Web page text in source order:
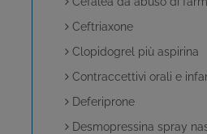
Ceftriaxone
Clopidogrel più aspirina
Contraccettivi orali e
Deferiprone
Desmopressina spray